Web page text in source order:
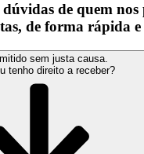
de quem nos
de forma rápida e
sem justa causa.
tenho direito a receber?